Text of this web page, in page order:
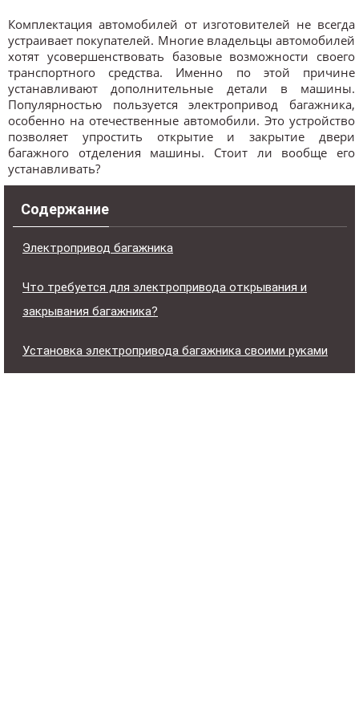
Комплектация автомобилей от изготовителей не всегда
устраивает покупателей. Многие владельцы автомобилей
хотят усовершенствовать базовые возможности своего
транспортного средства. Именно по этой причине
устанавливают дополнительные детали в машины.
Популярностью пользуется электропривод багажника,
особенно на отечественные автомобили. Это устройство
позволяет упростить открытие и закрытие двери
багажного отделения машины. Стоит ли вообще его
устанавливать?
Содержание
Электропривод багажника
Что требуется для электропривода открывания и
закрывания багажника?
Установка электропривода багажника своими руками